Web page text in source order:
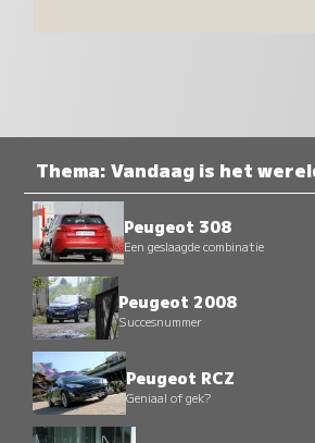
Thema: Vandaag is het
Peugeot 308
Een geslaagde combinatie
Peugeot 2008
Succesnummer
Peugeot RCZ
Geniaal of gek?